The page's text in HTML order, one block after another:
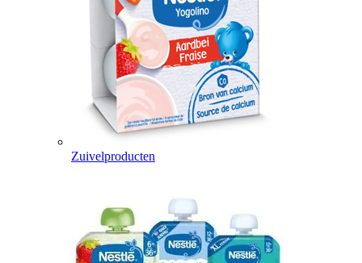
Zuivelproducten